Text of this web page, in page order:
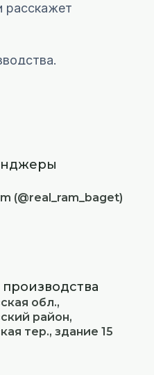
расскажет
указанную в
.
(@real_ram_baget)
обл.,
район,
тер., здание 15